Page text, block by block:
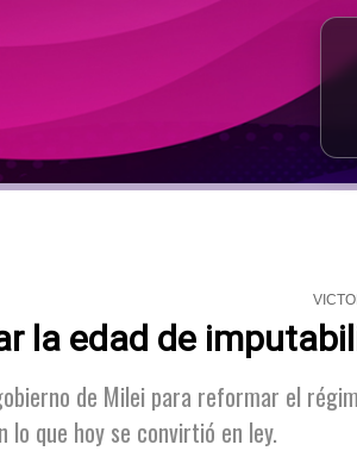
la edad de
de Milei para reformar el
lo que hoy se convirtió en ley.